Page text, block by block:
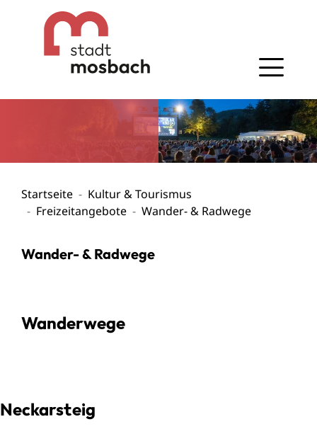
Gehe zum Navigationsbereich
Gehe zum Inhalt
Startseite
Kultur & Tourismus
Freizeitangebote
Wander- & Radwege
Wander- & Radwege
Wanderwege
Neckarsteig